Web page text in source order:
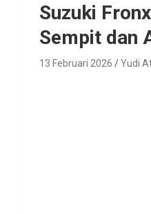
Suzuki
Sempit dan
13 Februari 2026 Yudi